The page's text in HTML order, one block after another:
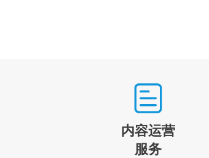
内容运营
服务